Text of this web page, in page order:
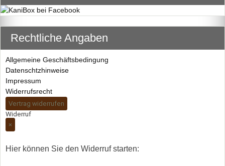
Rechtliche Angaben
Allgemeine Geschäftsbedingung
Datenschtzhinweise
Impressum
Widerrufsrecht
Vertrag widerrufen
Widerruf
×
Hier können Sie den Widerruf starten: